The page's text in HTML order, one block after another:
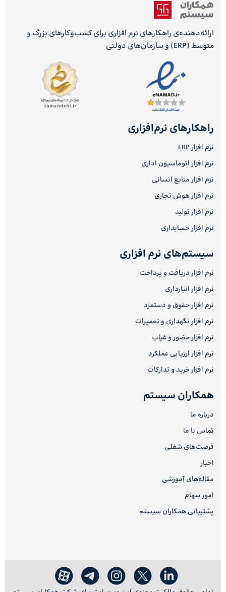
ارائه‌دهنده‌ی راهکارهای نرم افزاری برای کسب‌وکارهای بزرگ و
متوسط (ERP) و سازمان‌های دولتی
راهکارهای نرم‌افزاری
نرم افزار ERP
نرم افزار اتوماسیون اداری
نرم افزار منابع انسانی
نرم افزار هوش تجاری
نرم افزار تولید
نرم افزار حسابداری
سیستم‌های نرم افزاری
نرم افزار دریافت و پرداخت
نرم افزار انبارداری
نرم افزار حقوق و دستمزد
نرم افزار نگهداری و تعمیرات
نرم افزار حضور و غیاب
نرم افزار ارزیابی عملکرد
نرم افزار خرید و تدارکات
همکاران سیستم
درباره ما
تماس با ما
فرصت‌های شغلی
اخبار
مقاله‌های آموزشی
امور سهام
پشتیبانی همکاران سیستم